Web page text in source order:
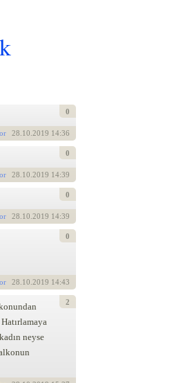
28 .10.2019 14:36
0
28 .10.2019 14:39
0
28 .10.2019 14:39
0
28 .10.2019 14:43
0
neyse
2